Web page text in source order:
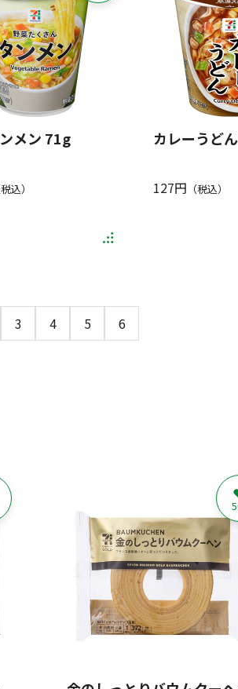
メン 71g
税込）
カレーうど
127円 （税込）
3 4 5 6